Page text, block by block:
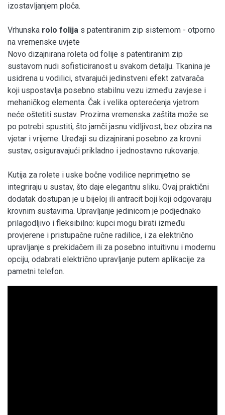
izostavljanjem ploča.
Vrhunska rolo folija s patentiranim zip sistemom - otporno
na vremenske uvjete
Novo dizajnirana roleta od folije s patentiranim zip
sustavom nudi sofisticiranost u svakom detalju. Tkanina je
usidrena u vodilici, stvarajući jedinstveni efekt zatvarača
koji uspostavlja posebno stabilnu vezu između zavjese i
mehaničkog elementa. Čak i velika opterećenja vjetrom
neće oštetiti sustav. Prozirna vremenska zaštita može se
po potrebi spustiti, što jamči jasnu vidljivost, bez obzira na
vjetar i vrijeme. Uređaji su dizajnirani posebno za krovni
sustav, osiguravajući prikladno i jednostavno rukovanje.
Kutija za rolete i uske bočne vodilice neprimjetno se
integriraju u sustav, što daje elegantnu sliku. Ovaj praktični
dodatak dostupan je u bijeloj ili antracit boji koji odgovaraju
krovnim sustavima. Upravljanje jedinicom je podjednako
prilagodljivo i fleksibilno: kupci mogu birati između
provjerene i pristupačne ručne radilice, i za električno
upravljanje s prekidačem ili za posebno intuitivnu i modernu
opciju, odabrati električno upravljanje putem aplikacije za
pametni telefon.